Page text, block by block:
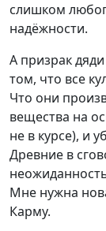
слишком
надёжности.
А призрак
том, что все
Что они
вещества на
не в курсе), и
Древние в
Мне нужна
Карму.